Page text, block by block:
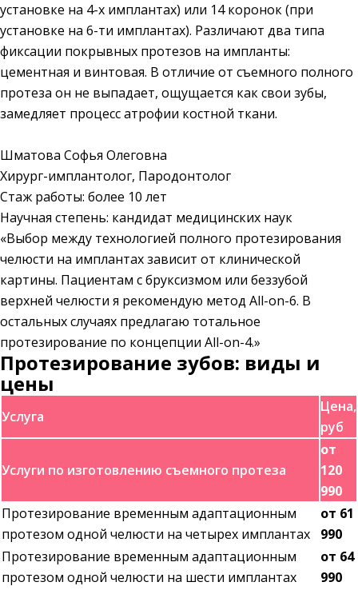
установке на 4-х имплантах) или 14 коронок (при
установке на 6-ти имплантах). Различают два типа
фиксации покрывных протезов на импланты:
цементная и винтовая. В отличие от съемного полного
протеза он не выпадает, ощущается как свои зубы,
замедляет процесс атрофии костной ткани.
Шматова Софья Олеговна
Хирург-имплантолог, Пародонтолог
Стаж работы: более 10 лет
Научная степень: кандидат медицинских наук
«Выбор между технологией полного протезирования
челюсти на имплантах зависит от клинической
картины. Пациентам с бруксизмом или беззубой
верхней челюсти я рекомендую метод All-on-6. В
остальных случаях предлагаю тотальное
протезирование по концепции All-on-4.»
Протезирование зубов: виды и
цены
Услуга
Цена,
руб
Услуги по изготовлению съемного протеза
от
120
990
Протезирование временным адаптационным
протезом одной челюсти на четырех имплантах
от 61
990
Протезирование временным адаптационным
протезом одной челюсти на шести имплантах
от 64
990